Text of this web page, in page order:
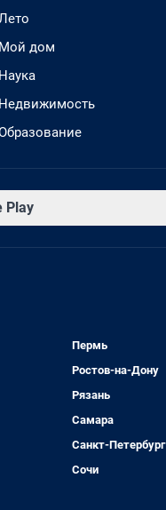
Мой дом
Наука
Недвижимость
Play
Пермь
Ростов-на-Дону
Рязань
Самара
Санкт-Петербург
Сочи